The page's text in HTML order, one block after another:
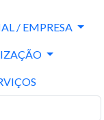
/ EMPRESA